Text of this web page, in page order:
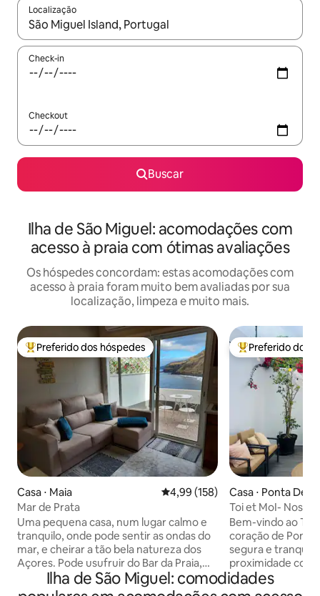
Localização
Quando os resultados estiverem disponíveis, explore-os
Check-in
Checkout
Buscar
Ilha de São Miguel: acomodações com
acesso à praia com ótimas avaliações
Os hóspedes concordam: estas acomodações com
acesso à praia foram muito bem avaliadas por sua
localização, limpeza e muito mais.
Entre os melhores preferidos dos hóspedes
Preferido dos hóspedes
Casa ⋅ Maia 4,99 de uma avaliação média de
4,99 (158)
Mar de Prata
Uma pequena casa, num lugar calmo e
tranquilo, onde pode sentir as ondas do
mar, e cheirar a tão bela natureza dos
Açores. Pode usufruir do Bar da Praia,
numa bela noite calma de verão, onde
terá vista da sua casa. A freguesia da
Entre os
Preferido dos
Casa ⋅ Ponta
Toi et MoI-
nós!
Bem-vindo ao Toi et Moi,
coração de Ponta
segura e
proximidade com
minutos de carro) A casa é iluminada e
arejada. Todos
Ilha de São Miguel: comodidades